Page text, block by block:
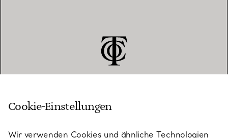
KUNDENSERVICE
Cookie-Einstellungen
Wir verwenden Cookies und ähnliche Technologien